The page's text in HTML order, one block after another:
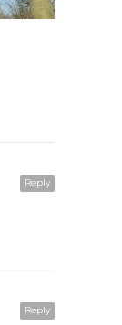
Reply
Reply